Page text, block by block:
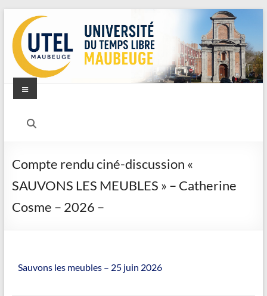
Compte rendu ciné-discussion «
SAUVONS LES MEUBLES » – Catherine
Cosme – 2026 –
Sauvons les meubles – 25 juin 2026